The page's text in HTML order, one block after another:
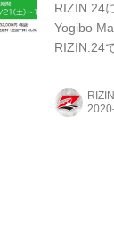
RIZIN.24
Yogibo
RIZIN.24
27日（
（土）か
RIZIN